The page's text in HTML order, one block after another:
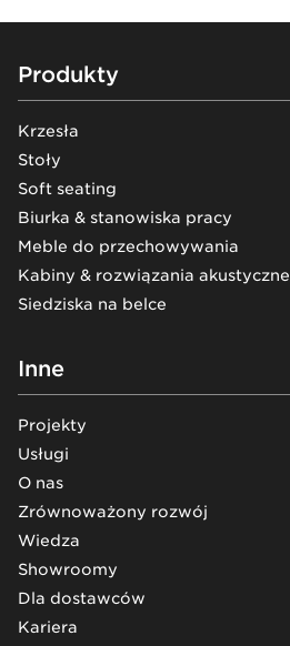
Footer
Produkty
Krzesła
Stoły
Soft seating
Biurka & stanowiska pracy
Meble do przechowywania
Kabiny & rozwiązania akustyczne
Siedziska na belce
Inne
Projekty
Usługi
O nas
Zrównoważony rozwój
Wiedza
Showroomy
Dla dostawców
Kariera